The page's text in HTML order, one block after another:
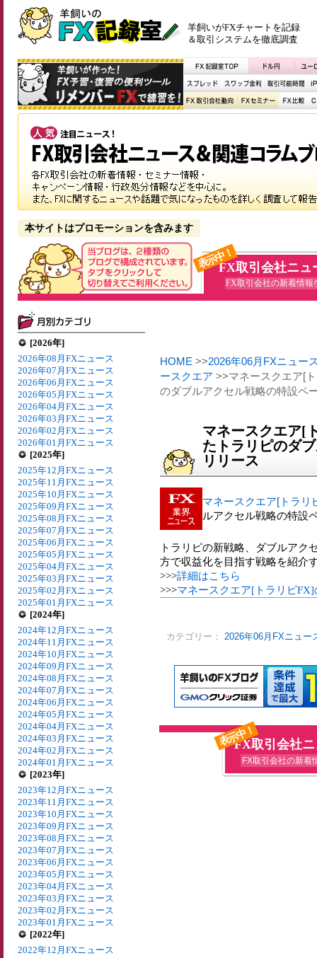
羊飼いがFXチャートを記録
＆取引システムを徹底調査
本サイトはプロモーションを含みます
表示中！FX取引会社ニュ
FX取引会社の新着情報
[2026年]
2026年08月FXニュース
2026年07月FXニュース
2026年06月FXニュース
2026年05月FXニュース
2026年04月FXニュース
2026年03月FXニュース
2026年02月FXニュース
2026年01月FXニュース
[2025年]
2025年12月FXニュース
2025年11月FXニュース
2025年10月FXニュース
2025年09月FXニュース
2025年08月FXニュース
2025年07月FXニュース
2025年06月FXニュース
2025年05月FXニュース
2025年04月FXニュース
2025年03月FXニュース
2025年02月FXニュース
2025年01月FXニュース
[2024年]
2024年12月FXニュース
2024年11月FXニュース
2024年10月FXニュース
2024年09月FXニュース
2024年08月FXニュース
2024年07月FXニュース
2024年06月FXニュース
2024年05月FXニュース
2024年04月FXニュース
2024年03月FXニュース
2024年02月FXニュース
2024年01月FXニュース
[2023年]
2023年12月FXニュース
2023年11月FXニュース
2023年10月FXニュース
2023年09月FXニュース
2023年08月FXニュース
2023年07月FXニュース
2023年06月FXニュース
2023年05月FXニュース
2023年04月FXニュース
2023年03月FXニュース
2023年02月FXニュース
2023年01月FXニュース
[2022年]
2022年12月FXニュース
HOME >>2026年06月FXニュー
ースクエア >>マネースクエア[
のダブルアクセル戦略の特設ペ
マネースクエア[
たトラリピのダ
リリース
マネースクエア[トラリ
ルアクセル戦略の特設
トラリピの新戦略、ダブルアク
方で収益化を目指す戦略を紹介
>>>詳細はこちら
>>>マネースクエア[トラリピ
カテゴリー： 2026年06月FXニュー
表示中！
FX取引会社
FX取引会社の新着